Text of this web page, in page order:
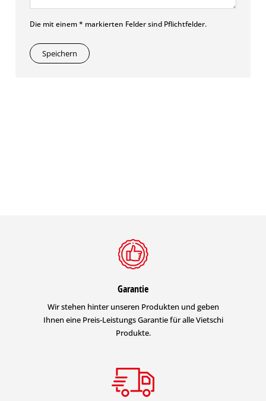
Die mit einem * markierten Felder sind Pflichtfelder.
Speichern
Garantie
Wir stehen hinter unseren Produkten und geben
Ihnen eine Preis-Leistungs Garantie für alle Vietschi
Produkte.